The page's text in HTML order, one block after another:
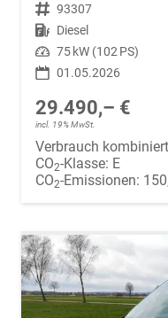
Fahrzeugnr. 93307
Kraftstoff Diesel
Leistung 75 kW (102 PS)
01.05.2026
29.490,– €
incl. 19% MwSt.
Verbrauch
CO2-Klasse: E
CO2-Emissionen: